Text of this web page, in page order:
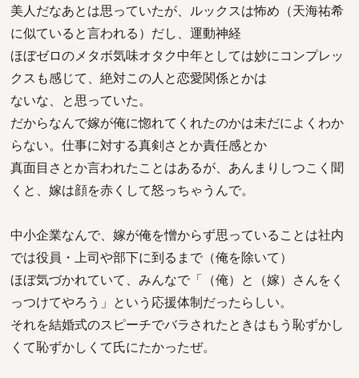
美人だなあとは思っていたが、ルックスは怖め（天海祐希
に似ていると言われる）だし、運動神経
ほぼゼロのメタボ気味オタク中年としては妙にコンプレッ
クスも感じて、絶対この人と恋愛関係とかは
ないな、と思っていた。
だからなんで嫁が俺に惚れてくれたのかは未だによくわか
らない。仕事に対する真剣さとか責任感とか
真面目さとか言われたことはあるが、あんまりしつこく聞
くと、嫁は顔を赤くして怒っちゃうんで。
中小企業なんで、嫁が俺を憎からず思っていることは社内
では役員・上司や部下に到るまで（俺を除いて）
ほぼ気づかれていて、みんなで「（俺）と（嫁）さんをく
っつけてやろう」という応援体制だったらしい。
それを結婚式のスピーチでバラされたときはもう恥ずかし
くて恥ずかしくて氏にたかったぜ。